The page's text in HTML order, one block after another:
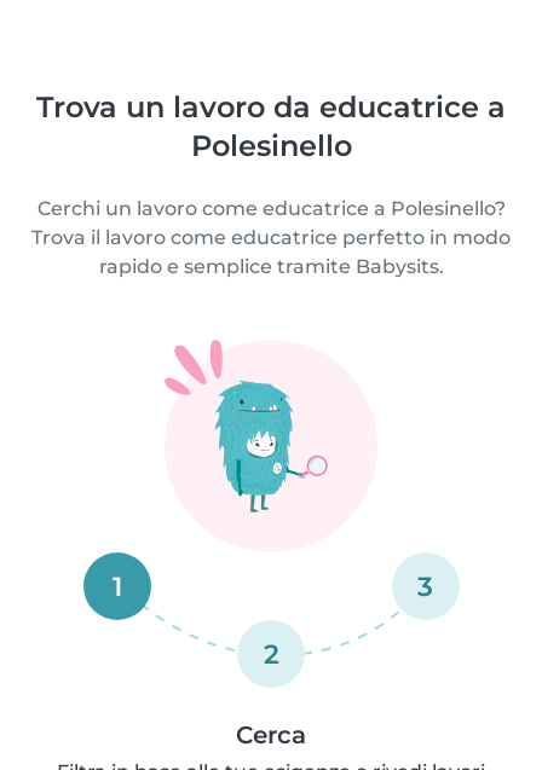
Trova un lavoro da educatrice a
Polesinello
Cerchi un lavoro come educatrice a Polesinello?
Trova il lavoro come educatrice perfetto in modo
rapido e semplice tramite Babysits.
1
2
3
Cerca